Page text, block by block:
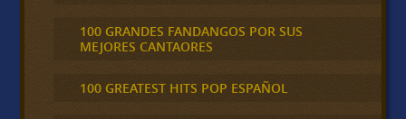
100 GRANDES FANDANGOS POR SUS
MEJORES CANTAORES
100 GREATEST HITS POP ESPAÑOL